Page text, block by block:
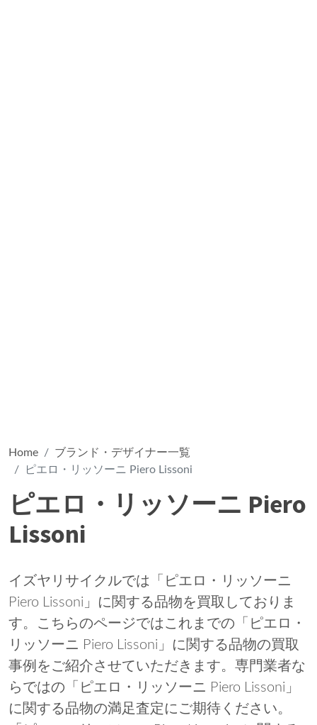
Home
ブランド・デザイナー一覧
ピエロ・リッソーニ Piero Lissoni
ピエロ・リッソーニ Piero
Lissoni
イズヤリサイクルでは「ピエロ・リッソーニ
Piero Lissoni」に関する品物を買取しておりま
す。こちらのページではこれまでの「ピエロ・
リッソーニ Piero Lissoni」に関する品物の買取
事例をご紹介させていただきます。専門業者な
らではの「ピエロ・リッソーニ Piero Lissoni」
に関する品物の満足査定にご期待ください。